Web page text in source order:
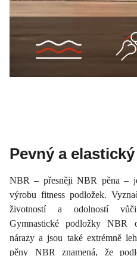
Pevný a
NBR – přesněji NBR pěna –
výrobu fitness podložek.
životností a odolností vůči
Gymnastické podložky NBR
nárazy a jsou také extrémně
pěny NBR znamená, že